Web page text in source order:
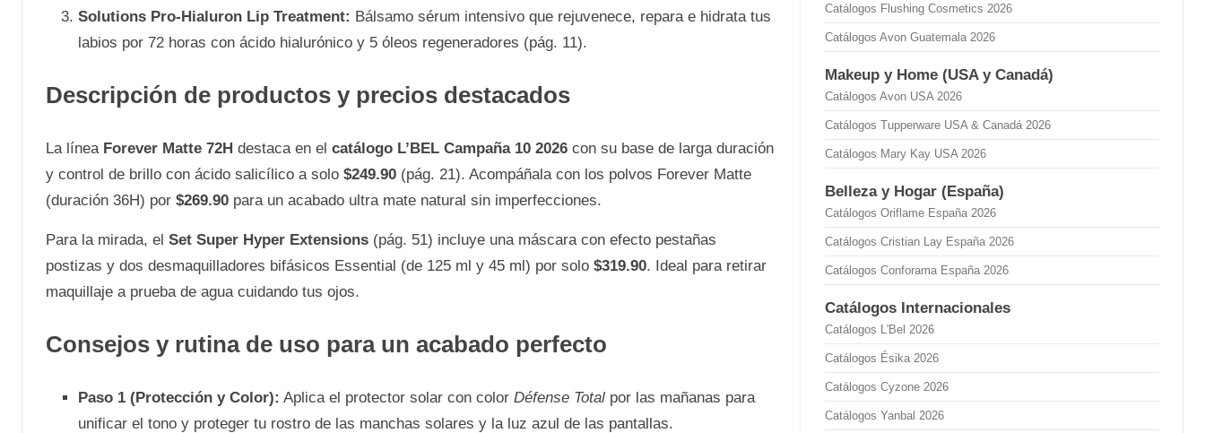
Solutions Pro-Hialuron Lip Treatment: Bálsamo sérum intensivo que rejuvenece, repara e hidrata tus
labios por 72 horas con ácido hialurónico y 5 óleos regeneradores (pág. 11).
Descripción de productos y precios destacados
La línea Forever Matte 72Hdestaca en el catálogo L’BEL Campaña 10 2026con su base de larga duración
y control de brillo con ácido salicílico a solo $249.90(pág. 21). Acompáñala con los polvos Forever Matte
(duración 36H) por $269.90para un acabado ultra mate natural sin imperfecciones.
Para la mirada, el Set Super Hyper Extensions(pág. 51) incluye una máscara con efecto pestañas
postizas y dos desmaquilladores bifásicos Essential (de 125 ml y 45 ml) por solo $319.90. Ideal para retirar
maquillaje a prueba de agua cuidando tus ojos.
Consejos y rutina de uso para un acabado perfecto
Paso 1 (Protección y Color): Aplica el protector solar con color Défense Totalpor las mañanas para
unificar el tono y proteger tu rostro de las manchas solares y la luz azul de las pantallas.
Catálogos Flushing Cosmetics 2026
Catálogos Avon Guatemala 2026
Makeup y Home (USA y Canadá)
Catálogos Avon USA 2026
Catálogos Tupperware USA & Canadá 2026
Catálogos Mary Kay USA 2026
Belleza y Hogar (España)
Catálogos Oriflame España 2026
Catálogos Cristian Lay España 2026
Catálogos Conforama España 2026
Catálogos Internacionales
Catálogos L'Bel 2026
Catálogos Ésika 2026
Catálogos Cyzone 2026
Catálogos Yanbal 2026